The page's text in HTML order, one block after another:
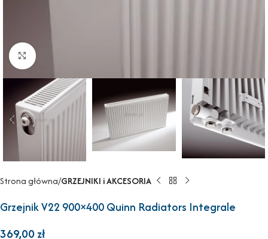
Powiększ
Strona główna GRZEJNIKI i AKCESORIA
Grzejnik V22 900×400 Quinn Radiators Integrale
369,00zł